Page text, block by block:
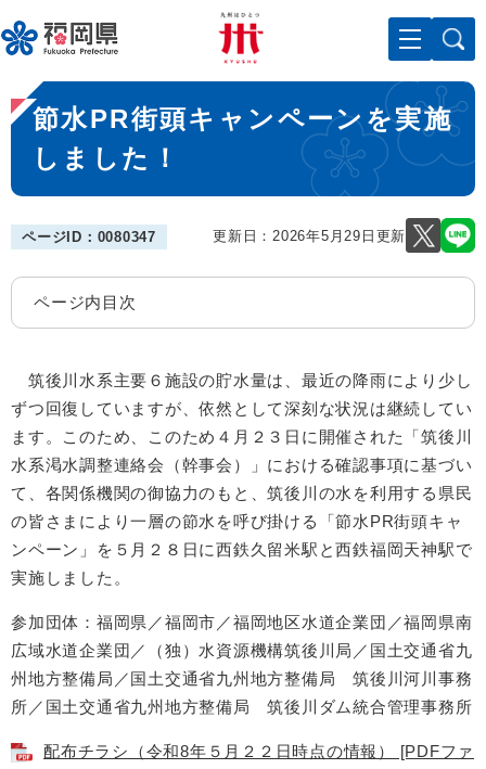
ー
ジ
先
頭
。
メニューを飛ばして本文へ
本
文
節水PR街頭キャンペーンを実施
しました！
ページID：0080347 更新日：2026年5月29日更新
ページ内目次
筑後川水系主要６施設の貯水量は、最近の降雨により少し
ずつ回復していますが、依然として深刻な状況は継続してい
ます。このため、このため４月２３日に開催された「筑後川
水系渇水調整連絡会（幹事会）」における確認事項に基づい
て、各関係機関の御協力のもと、筑後川の水を利用する県民
の皆さまにより一層の節水を呼び掛ける「節水PR街頭キャ
ンペーン」を５月２８日に西鉄久留米駅と西鉄福岡天神駅で
実施しました。
参加団体：福岡県／福岡市／福岡地区水道企業団／福岡県南
広域水道企業団／（独）水資源機構筑後川局／国土交通省九
州地方整備局／国土交通省九州地方整備局 筑後川河川事務
所／国土交通省九州地方整備局 筑後川ダム統合管理事務所
配布チラシ（令和8年５月２２日時点の情報） [PDFファ